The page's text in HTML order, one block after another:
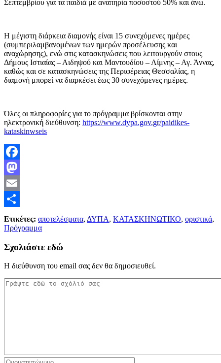
Σεπτεμβρίου για τα παιδιά με αναπηρία ποσοστού 50% και άνω.
Η μέγιστη διάρκεια διαμονής είναι 15 συνεχόμενες ημέρες
(συμπεριλαμβανομένων των ημερών προσέλευσης και
αναχώρησης), ενώ στις κατασκηνώσεις που λειτουργούν στους
Δήμους Ιστιαίας – Αιδηψού και Μαντουδίου – Λίμνης – Αγ. Άννας,
καθώς και σε κατασκηνώσεις της Περιφέρειας Θεσσαλίας, η
διαμονή μπορεί να διαρκέσει έως 30 συνεχόμενες ημέρες.
Όλες οι πληροφορίες για το πρόγραμμα βρίσκονται στην
ηλεκτρονική διεύθυνση: https://www.dypa.gov.gr/paidikes-
kataskinwseis
Facebook
Mastodon
Email
Μοιραστείτε
Ετικέτες: αποτελέσματα, ΔΥΠΑ, ΚΑΤΑΣΚΗΝΩΤΙΚΟ, οριστικά,
Πρόγραμμα
Σχολιάστε εδώ
Η διεύθυνση του email σας δεν θα δημοσιευθεί.